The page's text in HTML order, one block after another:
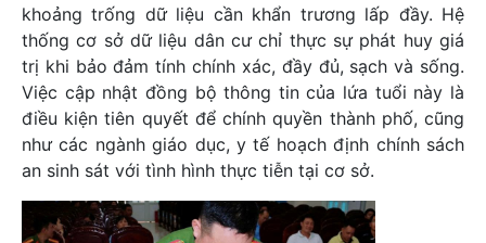
khoảng trống dữ liệu cần khẩn trương lấp đầy. Hệ
thống cơ sở dữ liệu dân cư chỉ thực sự phát huy giá
trị khi bảo đảm tính chính xác, đầy đủ, sạch và sống.
Việc cập nhật đồng bộ thông tin của lứa tuổi này là
điều kiện tiên quyết để chính quyền thành phố, cũng
như các ngành giáo dục, y tế hoạch định chính sách
an sinh sát với tình hình thực tiễn tại cơ sở.